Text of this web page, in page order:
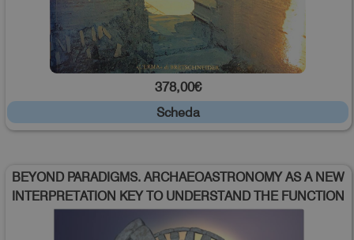
378,00€
Scheda
BEYOND PARADIGMS. ARCHAEOASTRONOMY AS A NEW
INTERPRETATION KEY TO UNDERSTAND THE FUNCTION
AND MEANING OF ANCIENT ROMAN BUILDINGS